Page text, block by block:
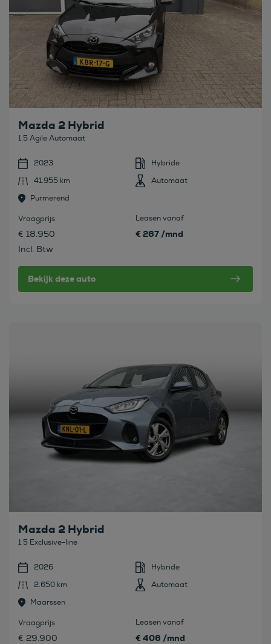
Mazda 2 Hybrid
1.5 Agile Automaat
2023
Hybride
41.955 km
Automaat
Purmerend
Vraagprijs
€ 18.950
Incl. Btw
Leasen vanaf
€ 267 /mnd
Bekijk deze auto
Mazda 2 Hybrid
1.5 Exclusive-line
2026
Hybride
2.650 km
Automaat
Maarssen
Vraagprijs
€ 29.900
Leasen vanaf
€ 406 /mnd